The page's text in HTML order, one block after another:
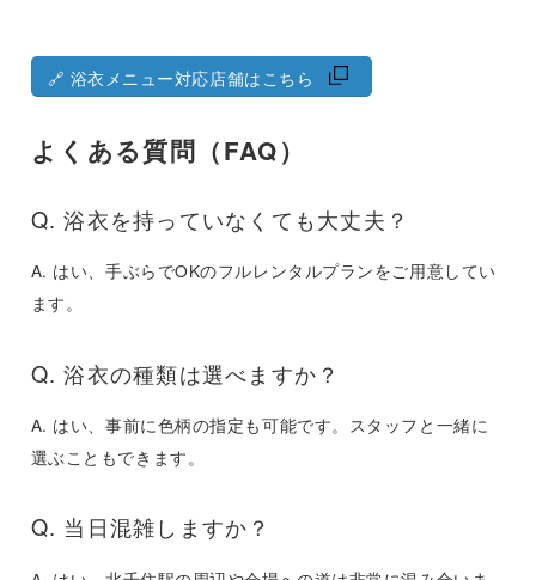
🔗 浴衣メニュー対応店舗はこちら
よくある質問（FAQ）
Q. 浴衣を持っていなくても大丈夫？
A. はい、手ぶらでOKのフルレンタルプランをご用意してい
ます。
Q. 浴衣の種類は選べますか？
A. はい、事前に色柄の指定も可能です。スタッフと一緒に
選ぶこともできます。
Q. 当日混雑しますか？